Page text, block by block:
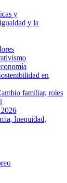
y
y la
en
familiar, roles
Inequidad,